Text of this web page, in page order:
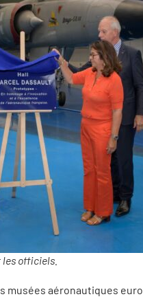
officiels.
musées aéronautiques